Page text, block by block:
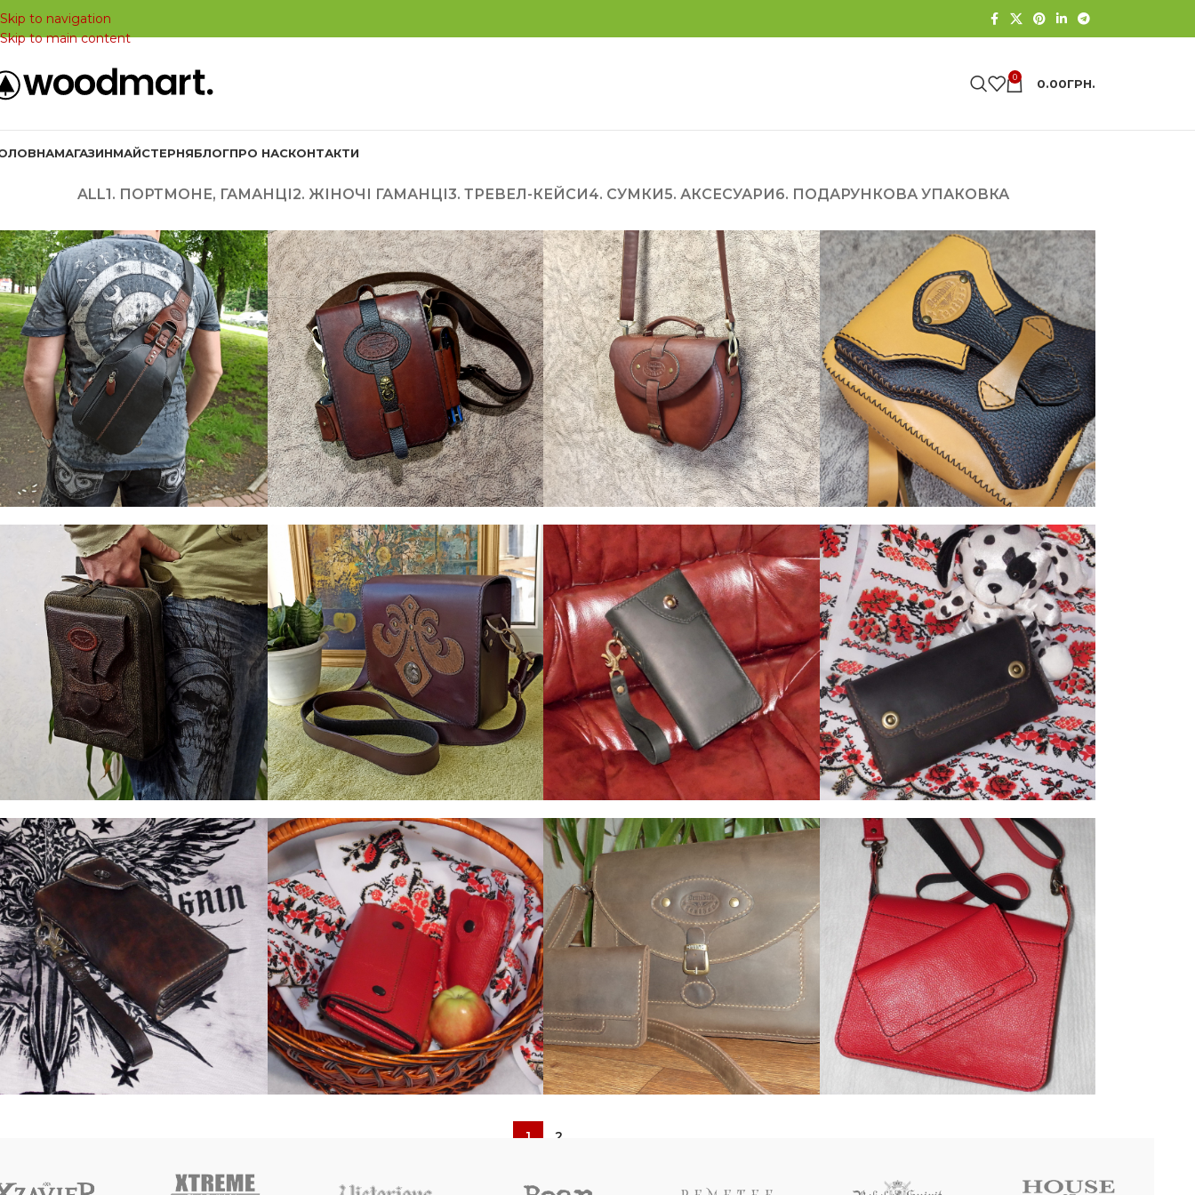
Skip to navigation
Skip to main content
0 0.00ГРН.
МАГАЗИНМАЙСТЕРНЯБЛОГПРО НАСКОНТАКТИ
ALL1. ПОРТМОНЕ, ГАМАНЦІ2. ЖІНОЧІ ГАМАНЦІ3. ТРЕВЕЛ-КЕЙСИ4. СУМКИ5. АКСЕСУАРИ6. ПОДАРУНКОВА УПАКОВКА
Шкіряний рюкзак – слінг
4. Сумки
Мини Сумка Органайзер
4. Сумки
Женская сумочка
Винтаж
4. Сумки
Сумка через плечо
4. Сумки
Сумка органайзер
4. Сумки
Мужская сумка Флер-де-
лис
1. Портмоне, гаманці4. Сумки
Сумка органайзер Black
Draco
2. Жіночі гаманці4. Сумки
Женский кошелек клатч
1 2